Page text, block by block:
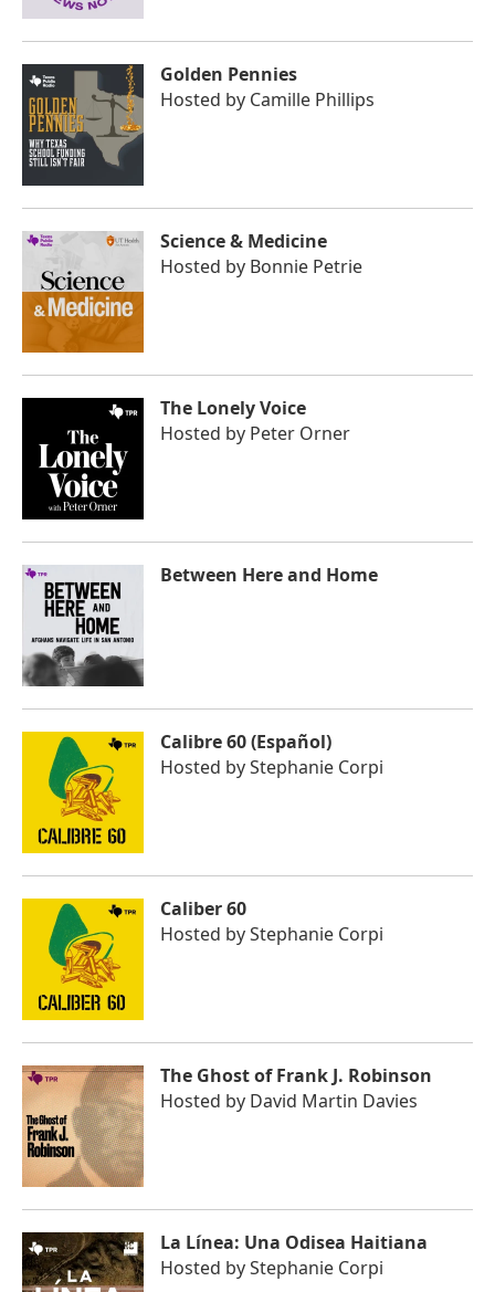
Golden Pennies
Hosted by Camille Phillips
Science & Medicine
Hosted by Bonnie Petrie
The Lonely Voice
Hosted by Peter Orner
Between Here and Home
Calibre 60 (Español)
Hosted byStephanie Corpi
Caliber 60
Hosted byStephanie Corpi
The Ghost of Frank J. Robinson
Hosted by David Martin Davies
La Línea: Una Odisea Haitiana
Hosted byStephanie Corpi